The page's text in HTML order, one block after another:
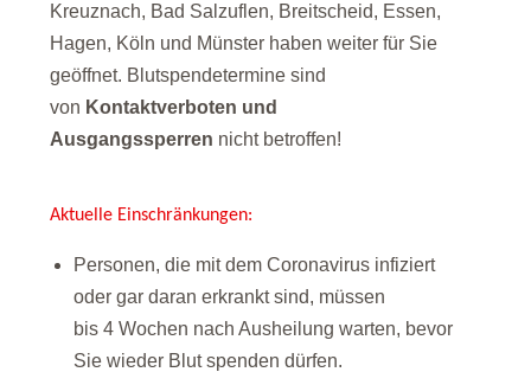
Kreuznach, Bad Salzuflen, Breitscheid, Essen,
Hagen, Köln und Münster haben weiter für Sie
geöffnet. Blutspendetermine sind
von Kontaktverboten und
Ausgangssperren nicht betroffen!
Aktuelle Einschränkungen:
Personen, die mit dem Coronavirus infiziert
oder gar daran erkrankt sind, müssen
bis 4 Wochen nach Ausheilung warten, bevor
Sie wieder Blut spenden dürfen.